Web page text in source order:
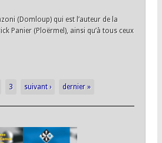
(Domloup) qui est l’auteur de la
Panier (Ploërmel), ainsi qu’à tous ceux
Le championnat en images
3 suivant › dernier »